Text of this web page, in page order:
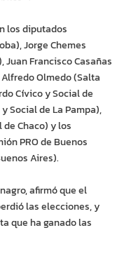
los diputados
Jorge Chemes
Juan Francisco Casañas
Olmedo (Salta
Cívico y Social de
Social de La Pampa),
Chaco) y los
PRO de Buenos
Aires).
afirmó que el
las elecciones, y
que ha ganado las